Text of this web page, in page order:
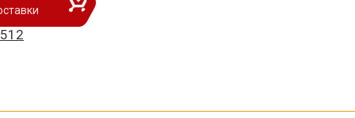
оборудование. Довольны
продукции, дорожим